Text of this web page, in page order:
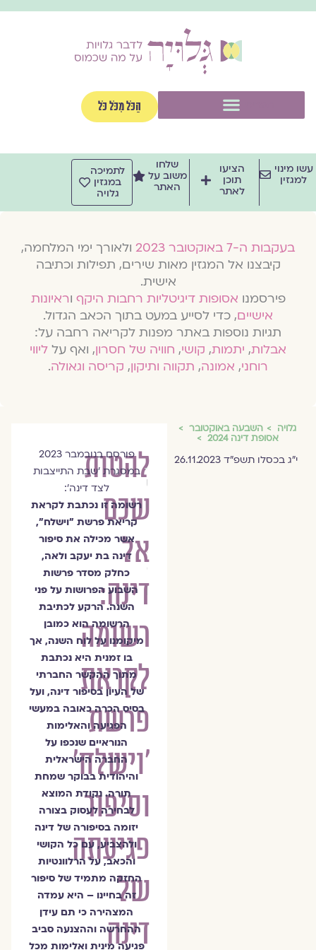
הַכֹּל מִכֹּל כֹּל
מינוי
למגזין
הציעו
תוכן
לאתר
שלחו
משוב על
האתר
לתמיכה
במגזין
גלויה
בעקבות ה-7 באוקטובר 2023
ולאורך ימי המלחמה,
קיבצנו אל המגזין מאות שירים, תפילות וכתיבה
אישית.
פירסמנואסופות דיגיטליות רחבות היקףוראיונות
אישיים, כדי לסייע במעט בתוך הכאב הגדול.
תגיות נוספות באתר מפנות לקריאה רחבה על:
אבלות,יתמות,קושי,חוויה של חסרון, ואף עלליווי
רוחני,אמונה,תקווה ותיקון,קריסה וגאולה.
גלויה השבעה באוקטובר
אסופת דינה 2024
י״ג בכסלו תשפ"ד 26.11.2023
להטות
שכם
אל
דינה:
רשומה
לקראת
פרשת
'וישלח'
וסיפור
פגיעתה
של
דינה
הרבנית
שרה
סגל־כץ
צוות
מגזין
גלויה
פורסם בנובמבר 2023
במסגרת ׳שבת התייצבות
לצד דינה׳:
רשומה זו נכתבת לקראת
קריאת פרשת ״וישלח״,
אשר מכילה את סיפור
דינה בת יעקב ולאה,
כחלק מסדר פרשות
השבוע הפרושות על פני
השנה. הרקע לכתיבת
הרשומה הוא כמובן
מיקומנו על לוח השנה, אך
בו זמנית היא נכתבת
מתוך ההקשר החברתי
של העיון בסיפור דינה, ועל
בסיס הכרה כאובה במעשי
הפגיעה והאלימות
הנוראיים שנכפו על
החברה הישראלית
והיהודית בבוקר שמחת
תורה. נקודת המוצא
לבחירה לעסוק בצורה
יזומה בסיפורה של דינה
ולהצביע, עם כל הקושי
והכאב, על הרלוונטיות
החזקה מתמיד של סיפור
זה בחיינו – היא עמדה
המצהירה כי תם עידן
ההחרשה וההצנעה סביב
פגיעה מינית ואלימות מכל